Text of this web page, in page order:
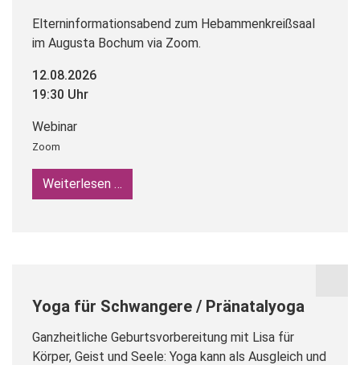
Elterninformationsabend zum Hebammenkreißsaal
im Augusta Bochum via Zoom.
12.08.2026
19:30 Uhr
Webinar
Zoom
Weiterlesen …
Yoga für Schwangere / Pränatalyoga
Ganzheitliche Geburtsvorbereitung mit Lisa für
Körper, Geist und Seele: Yoga kann als Ausgleich und